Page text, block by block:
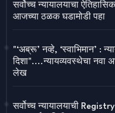
सर्वोच्च न्यायालयाचा
आजच्या ठळक घडामोडी पहा
"‘अब्रू’ नव्हे, ‘स्वाभिमान’ :
दिशा"....न्यायव्यवस्थेचा नवा
लेख
सर्वोच्च न्यायालयाची